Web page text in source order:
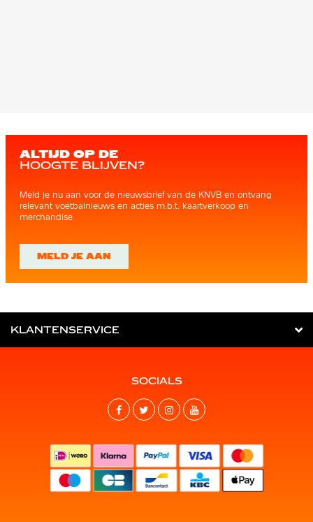
ALTIJD OP DE
HOOGTE BLIJVEN?
Meld je nu aan voor de nieuwsbrief van de KNVB en ontvang
relevant voetbalnieuws en acties m.b.t. kaartverkoop en
merchandise.
MELD JE AAN
KLANTENSERVICE
SOCIALS